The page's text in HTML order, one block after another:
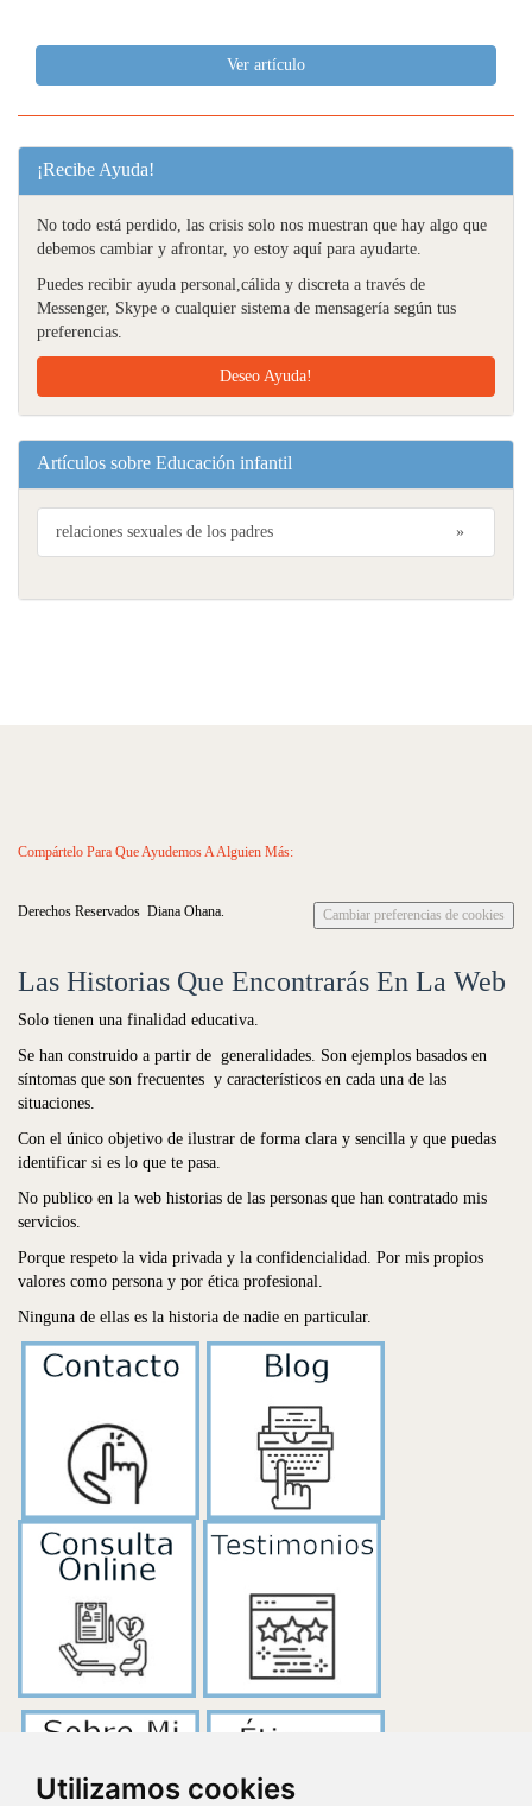
Utilizamos cookies
Ver artículo
¡Recibe Ayuda!
No todo está perdido, las crisis solo nos muestran que hay algo que
debemos cambiar y afrontar, yo estoy aquí para ayudarte.
Puedes recibir ayuda personal,cálida y discreta a través de
Messenger, Skype o cualquier sistema de mensagería según tus
preferencias.
Deseo Ayuda!
Artículos sobre Educación infantil
»
relaciones sexuales de los padres
Compártelo Para Que Ayudemos A Alguien Más:
Cambiar preferencias de cookies
Derechos Reservados Diana Ohana.
Las Historias Que Encontrarás En La Web
Solo tienen una finalidad educativa.
Se han construido a partir de generalidades. Son ejemplos basados en
síntomas que son frecuentes y característicos en cada una de las
situaciones.
Con el único objetivo de ilustrar de forma clara y sencilla y que puedas
identificar si es lo que te pasa.
No publico en la web historias de las personas que han contratado mis
servicios.
Porque respeto la vida privada y la confidencialidad. Por mis propios
valores como persona y por ética profesional.
Ninguna de ellas es la historia de nadie en particular.